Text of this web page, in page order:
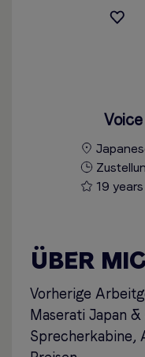
19
ÜBER
Vorherige
Maserati Japan